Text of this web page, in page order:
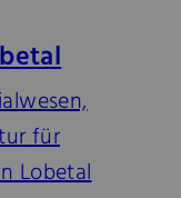
für
Lobetal